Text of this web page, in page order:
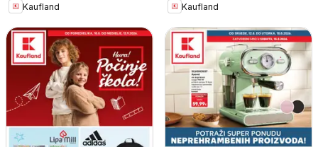
Kaufland
Kaufland